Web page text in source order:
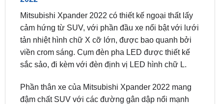
Mitsubishi Xpander 2022 có thiết kế ngoại thất lấy
cảm hứng từ SUV, với phần đầu xe nổi bật với lưới
tản nhiệt hình chữ X cỡ lớn, được bao quanh bởi
viền crom sáng. Cụm đèn pha LED được thiết kế
sắc sảo, đi kèm với đèn định vị LED hình chữ L.
Phần thân xe của Mitsubishi Xpander 2022 mang
đậm chất SUV với các đường gân dập nổi mạnh